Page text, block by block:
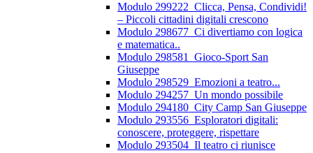
Modulo 299222_Clicca, Pensa, Condividi!
– Piccoli cittadini digitali crescono
Modulo 298677_Ci divertiamo con logica
e matematica..
Modulo 298581_Gioco-Sport San
Giuseppe
Modulo 298529_Emozioni a teatro...
Modulo 294257_Un mondo possibile
Modulo 294180_City Camp San Giuseppe
Modulo 293556_Esploratori digitali:
conoscere, proteggere, rispettare
Modulo 293504_Il teatro ci riunisce